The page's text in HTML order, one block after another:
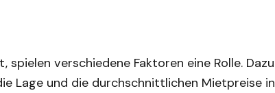
verschiedene Faktoren eine Rolle. Dazu
Lage und die durchschnittlichen Mietpreise in